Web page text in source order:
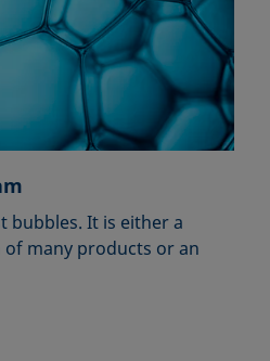
bubbles. It is either a
many products or an